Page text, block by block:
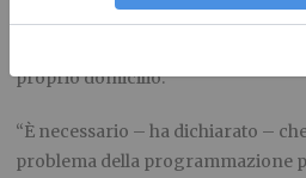
autosufficienti ricoverati in
proprio domicilio.
“È necessario – ha dichiarato –
problema della programmazione